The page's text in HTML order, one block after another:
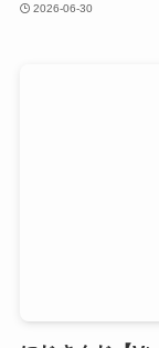
2026-06-30